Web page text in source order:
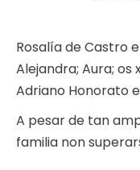
Rosalía de Castro
Alejandra; Aura; os
Adriano Honorato
A pesar de tan
familia non